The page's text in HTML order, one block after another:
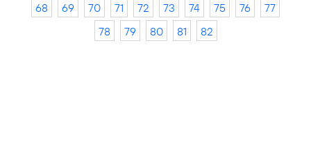
68
69 70 71 72 73 74 75 76
77
78
79 80 81 82